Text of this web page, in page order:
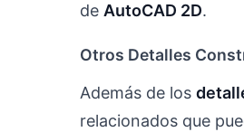
de AutoCAD 2D.
Otros Detalles
Además de los
relacionados que